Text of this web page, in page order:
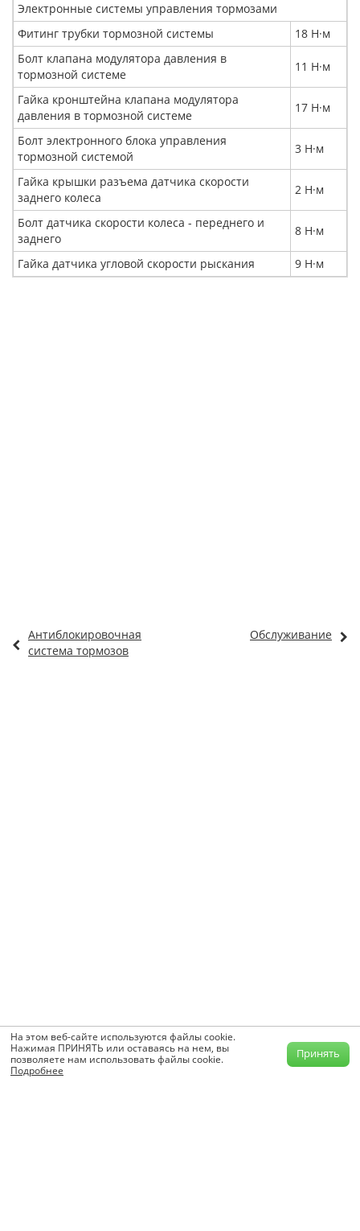
Электронные системы управления тормозами
Фитинг трубки тормозной системы
18 Н·м
Болт клапана модулятора давления в
тормозной системе
11 Н·м
Гайка кронштейна клапана модулятора
давления в тормозной системе
17 Н·м
Болт электронного блока управления
тормозной системой
3 Н·м
Гайка крышки разъема датчика скорости
заднего колеса
2 Н·м
Болт датчика скорости колеса - переднего и
заднего
8 Н·м
Гайка датчика угловой скорости рыскания 9 Н·м
Антиблокировочная
система тормозов
Обслуживание
На этом веб-сайте используются файлы cookie.
Нажимая ПРИНЯТЬ или оставаясь на нем, вы
позволяете нам использовать файлы cookie.
Подробнее
Принять